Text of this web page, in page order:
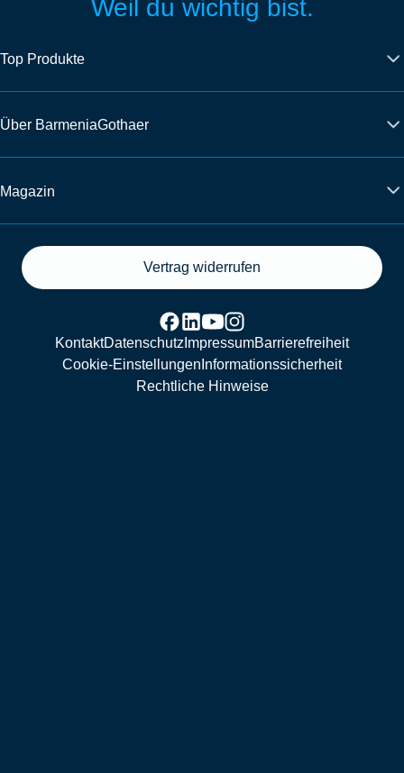
Weil du wichtig bist.
Top Produkte
Über BarmeniaGothaer
Magazin
Vertrag widerrufen
KontaktDatenschutz ImpressumBarrierefreiheit
Cookie-Einstellungen Informationssicherheit
Rechtliche Hinweise